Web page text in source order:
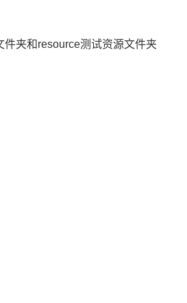
件夹和resource测试资源文件夹